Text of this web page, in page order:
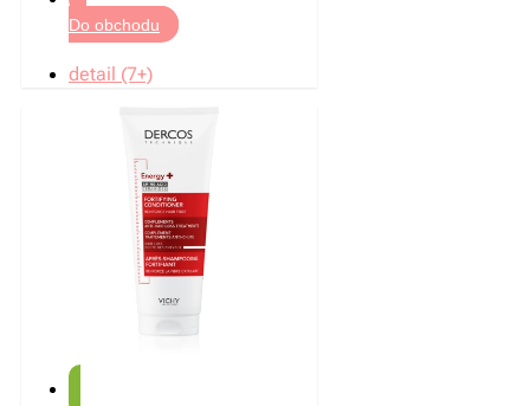
Do obchodu
detail (7+)